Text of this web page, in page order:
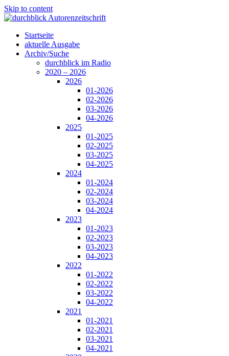
Skip to content
Startseite
aktuelle Ausgabe
Archiv/Suche
durchblick im Radio
2020 – 2026
2026
01-2026
02-2026
03-2026
04-2026
2025
01-2025
02-2025
03-2025
04-2025
2024
01-2024
02-2024
03-2024
04-2024
2023
01-2023
02-2023
03-2023
04-2023
2022
01-2022
02-2022
03-2022
04-2022
2021
01-2021
02-2021
03-2021
04-2021